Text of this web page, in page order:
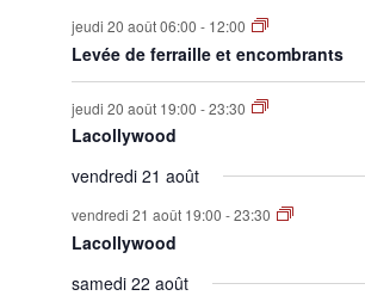
jeudi 20 août 06:00 - 12:00
Levée de ferraille et encombrants
jeudi 20 août 19:00 -23:30
Lacollywood
vendredi 21 août
vendredi 21 août 19:00 -23:30
Lacollywood
samedi 22 août